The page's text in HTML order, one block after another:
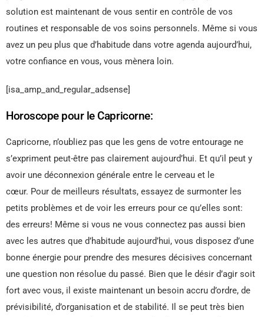
solution est maintenant de vous sentir en contrôle de vos
routines et responsable de vos soins personnels. Même si vous
avez un peu plus que d’habitude dans votre agenda aujourd’hui,
votre confiance en vous, vous mènera loin.
[isa_amp_and_regular_adsense]
Horoscope pour le Capricorne:
Capricorne, n’oubliez pas que les gens de votre entourage ne
s’expriment peut-être pas clairement aujourd’hui. Et qu’il peut y
avoir une déconnexion générale entre le cerveau et le
cœur. Pour de meilleurs résultats, essayez de surmonter les
petits problèmes et de voir les erreurs pour ce qu’elles sont:
des erreurs! Même si vous ne vous connectez pas aussi bien
avec les autres que d’habitude aujourd’hui, vous disposez d’une
bonne énergie pour prendre des mesures décisives concernant
une question non résolue du passé. Bien que le désir d’agir soit
fort avec vous, il existe maintenant un besoin accru d’ordre, de
prévisibilité, d’organisation et de stabilité. Il se peut très bien